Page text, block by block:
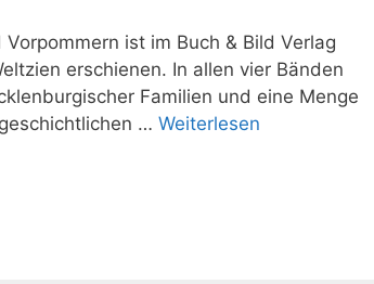
ist im Buch & Bild Verlag
erschienen. In allen vier Bänden
Familien und eine Menge
… Weiterlesen